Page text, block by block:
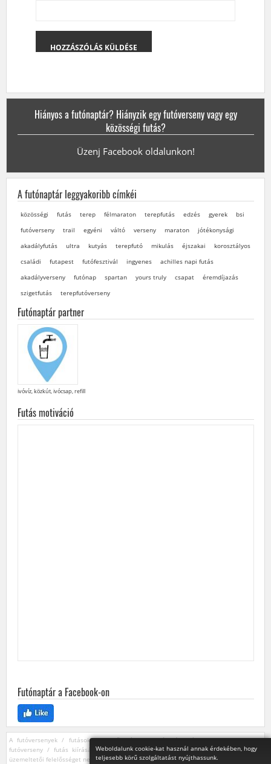
Hiányos a futónaptár? Hiányzik egy futóverseny vagy egy
közösségi futás?
Üzenj Facebook oldalunkon!
A futónaptár leggyakoribb címkéi
közösségi futás terep félmaraton terepfutás edzés gyerek
bsi
futóverseny
trail egyéni váltó verseny maraton
jótékonysági
akadályfutás
ultra kutyás terepfutó mikulás éjszakai
korosztályos
családi
futapest futófesztivál ingyenes
achilles napi futás
akadályverseny
futónap spartan yours truly csapat
éremdíjazás
szigetfutás
terepfutóverseny
Futónaptár partner
ivóvíz, közkút, ivócsap, refill
Futás motiváció
Futónaptár a Facebook-on
A futóversenyek / futások szervezői bármikor módosíthatják vagy törölhetik egy
futóverseny / futás kiírását. Az ebből származó esetleges károkért a futónaptár
üzemeltetői felelősséget nem vállalnak.
Weboldalunk cookie-kat használ annak érdekében, hogy
teljesebb körű szolgáltatást nyújthassunk.